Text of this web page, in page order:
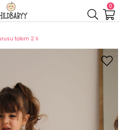
0
takım 2 li